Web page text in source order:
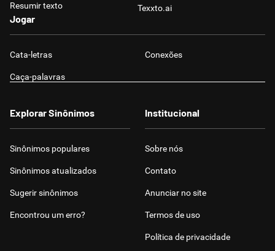
Resumir texto Texxto.ai
Jogar
Cata-letras Conexões
Caça-palavras
Explorar Sinônimos
Sinônimos populares
Sinônimos atualizados
Sugerir sinônimos
Encontrou um erro?
Institucional
Sobre nós
Contato
Anunciar no site
Termos de uso
Política de privacidade